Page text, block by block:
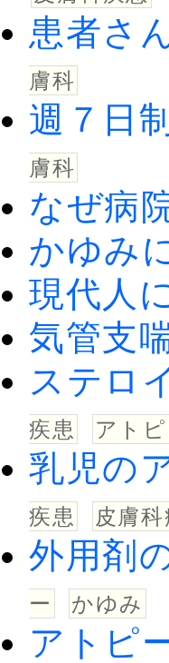
患者さ
膚科
週７日
膚科
なぜ病
かゆみ
現代人
気管支
ステロ
疾患 アト
乳児の
疾患 皮膚科
外用剤
ー かゆみ
アトピ